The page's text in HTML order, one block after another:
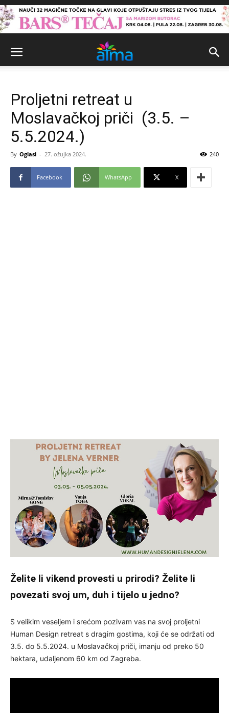
Proljetni retreat u
Moslavačkoj priči (3.5. –
5.5.2024.)
By Oglasi - 27. ožujka 2024. 240
Facebook WhatsApp X
Želite li vikend provesti u prirodi? Želite li
povezati svoj um, duh i tijelo u jedno?
S velikim veseljem i srećom pozivam vas na svoj proljetni
Human Design retreat s dragim gostima, koji će se održati od
3.5. do 5.5.2024. u Moslavačkoj priči, imanju od preko 50
hektara, udaljenom 60 km od Zagreba.